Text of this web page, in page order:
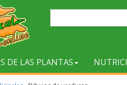
DE LAS PLANTAS